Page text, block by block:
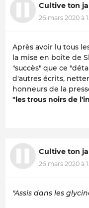
Cultive ton
26 mars 2020 à
Après avoir lu tous
la mise en boîte de
"succès" que ce
d'autres écrits,
honneurs de la
"les trous noirs de
Cultive ton
26 mars 2020 à
"Assis dans les